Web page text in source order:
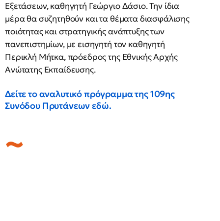
Εξετάσεων, καθηγητή Γεώργιο Δάσιο. Την ίδια
μέρα θα συζητηθούν και τα θέματα διασφάλισης
ποιότητας και στρατηγικής ανάπτυξης των
πανεπιστημίων, με εισηγητή τον καθηγητή
Περικλή Μήτκα, πρόεδρος της Εθνικής Αρχής
Ανώτατης Εκπαίδευσης.
Δείτε το αναλυτικό πρόγραμμα της 109ης
Συνόδου Πρυτάνεων εδώ.